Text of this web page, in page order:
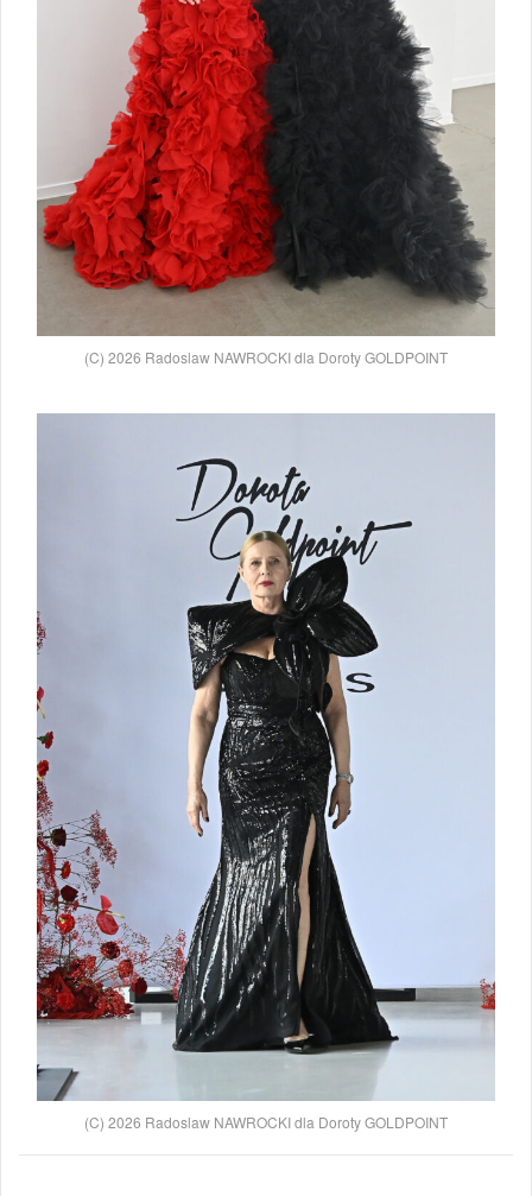
(C) 2026 Radoslaw NAWROCKI dla Doroty GOLDPOINT
(C) 2026 Radoslaw NAWROCKI dla Doroty GOLDPOINT